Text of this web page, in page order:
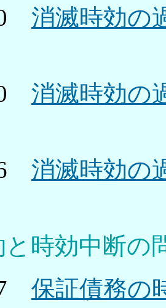
消滅時効
消滅時効
消滅時効
時効中断の
保証債務の